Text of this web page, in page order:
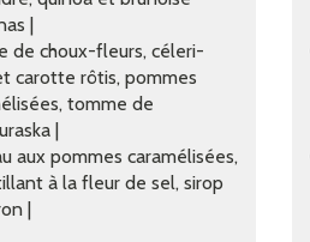
|
de choux-fleurs, céleri-
carotte rôtis, pommes
tomme de
|
aux pommes caramélisées,
à la fleur de sel, sirop
|